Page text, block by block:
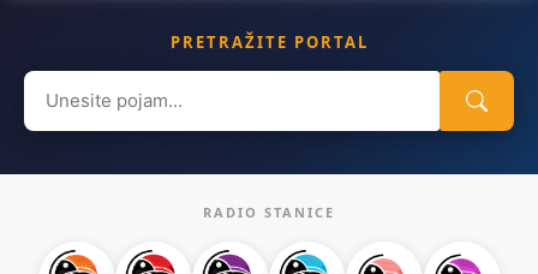
PRETRAŽITE PORTAL
Search
for:
RADIO STANICE